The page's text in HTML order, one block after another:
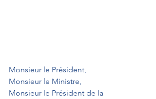
Monsieur le Président,
Monsieur le Ministre,
Monsieur le Président de la